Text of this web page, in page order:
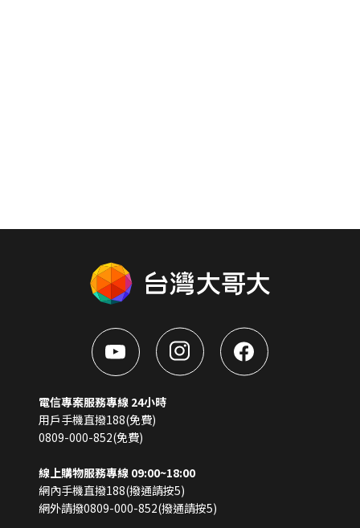
電信專案服務專線 24小時
用戶手機直撥188(免費)
0809-000-852(免費)
線上購物服務專線 09:00~18:00
網內手機直撥188(撥通請按5)
網外請撥0809-000-852(撥通請按5)